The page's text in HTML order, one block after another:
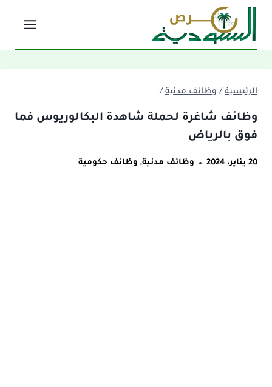
التجاوز
المحتوى
الرئيسية / وظائف مدنية /
وظائف شاغرة لحملة شاهدة البكالوريوس فما
فوق بالرياض
20 يناير، 2024 وظائف مدنية, وظائف حكومية